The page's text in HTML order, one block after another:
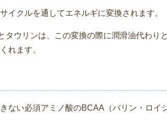
イクルを通してエネルギに変換されます。
ウリンは、この変換の際に潤滑油代わりと
れます。
ない必須アミノ酸のBCAA（バリン・ロイ